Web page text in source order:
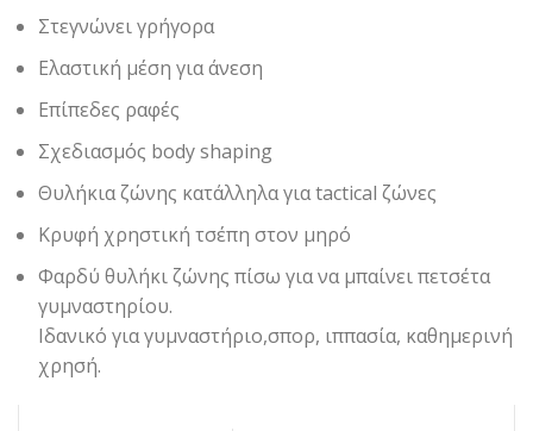
Στεγνώνει γρήγορα
Ελαστική μέση για άνεση
Επίπεδες ραφές
Σχεδιασμός body shaping
Θυλήκια ζώνης κατάλληλα για tactical ζώνες
Κρυφή χρηστική τσέπη στον μηρό
Φαρδύ θυλήκι ζώνης πίσω για να μπαίνει πετσέτα
γυμναστηρίου.
Ιδανικό για γυμναστήριο,σπορ, ιππασία, καθημερινή
χρησή.